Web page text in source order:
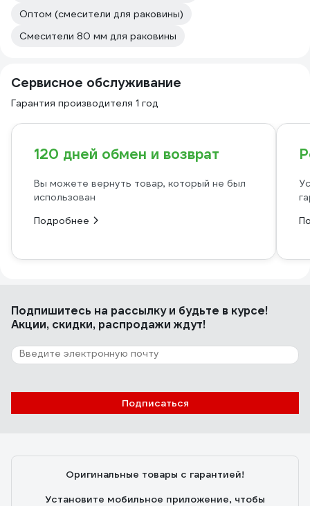
Оптом (смесители для раковины)
Смесители 80 мм для раковины
Сервисное обслуживание
Гарантия производителя 1 год
120 дней обмен и возврат
Вы можете вернуть товар, который не был
использован
Подробнее
Подпишитесь на рассылкуи будьте в курсе!
Акции, скидки, распродажи ждут!
Подписаться
Оригинальные товары с гарантией!
Установите мобильное приложение, чтобы